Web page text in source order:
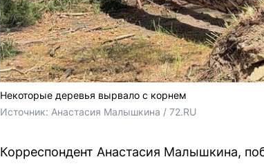
Некоторые деревья вырвало с корнем
Источник: Анастасия Малышкина / 72.RU
Корреспондент Анастасия Малышкина,